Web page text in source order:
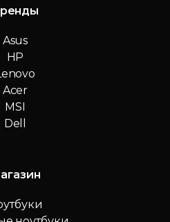
Asus
HP
Acer
MSI
Dell